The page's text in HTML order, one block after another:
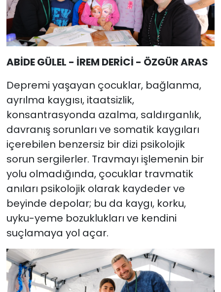
ABİDE GÜLEL - İREM DERİCİ - ÖZGÜR ARAS
Depremi yaşayan çocuklar, bağlanma,
ayrılma kaygısı, itaatsizlik,
konsantrasyonda azalma, saldırganlık,
davranış sorunları ve somatik kaygıları
içerebilen benzersiz bir dizi psikolojik
sorun sergilerler. Travmayı işlemenin bir
yolu olmadığında, çocuklar travmatik
anıları psikolojik olarak kaydeder ve
beyinde depolar; bu da kaygı, korku,
uyku-yeme bozuklukları ve kendini
suçlamaya yol açar.